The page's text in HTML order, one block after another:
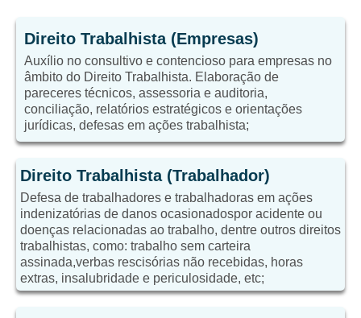
Direito Trabalhista (Empresas)
Auxílio no consultivo e contencioso para empresas no
âmbito do Direito Trabalhista. Elaboração de
pareceres técnicos, assessoria e auditoria,
conciliação, relatórios estratégicos e orientações
jurídicas, defesas em ações trabalhista;
Direito Trabalhista (Trabalhador)
Defesa de trabalhadores e trabalhadoras em ações
indenizatórias de danos ocasionadospor acidente ou
doenças relacionadas ao trabalho, dentre outros direitos
trabalhistas, como: trabalho sem carteira
assinada,verbas rescisórias não recebidas, horas
extras, insalubridade e periculosidade, etc;